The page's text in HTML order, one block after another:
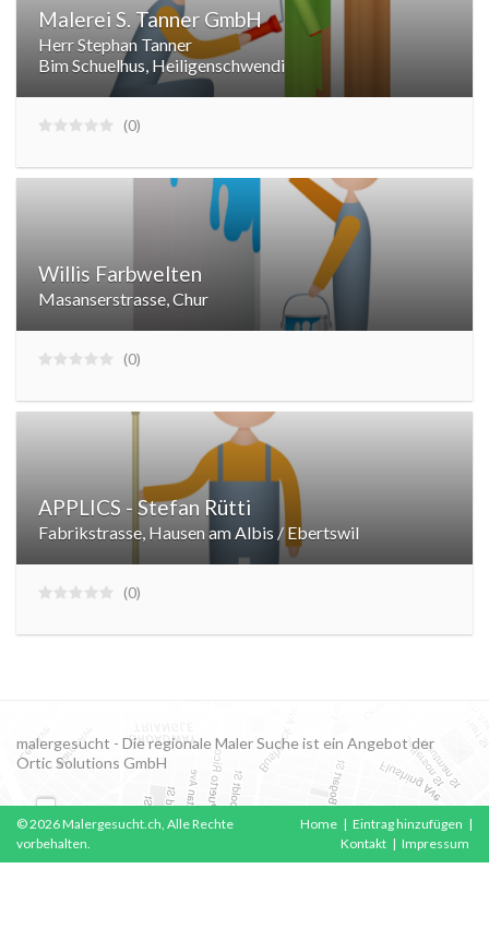
Malerei S. Tanner GmbH
Herr Stephan Tanner
Bim Schuelhus, Heiligenschwendi
0
Willis Farbwelten
Masanserstrasse, Chur
0
APPLICS - Stefan Rütti
Fabrikstrasse, Hausen am Albis / Ebertswil
0
malergesucht - Die regionale Maler Suche ist ein Angebot der
Ortic Solutions GmbH
© 2026 Malergesucht.ch, Alle Rechte
vorbehalten.
Home | Eintrag hinzufügen |
Kontakt | Impressum